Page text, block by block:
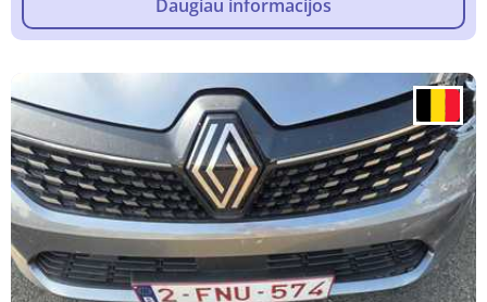
Daugiau informacijos